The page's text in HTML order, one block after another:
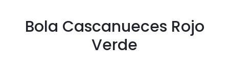
Bola Cascanueces Rojo
Verde